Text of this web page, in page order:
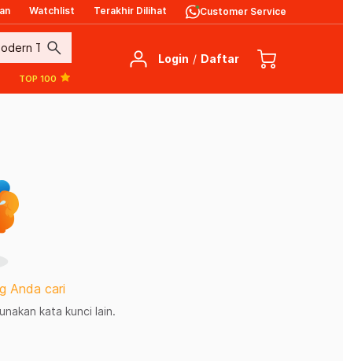
Watchlist Terakhir Dilihat Customer Service
search
TOP 100
Login / Daftar
Anda cari
kata kunci lain.